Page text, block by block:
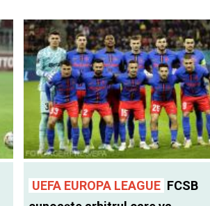
UEFA EUROPA LEAGUE FCSB